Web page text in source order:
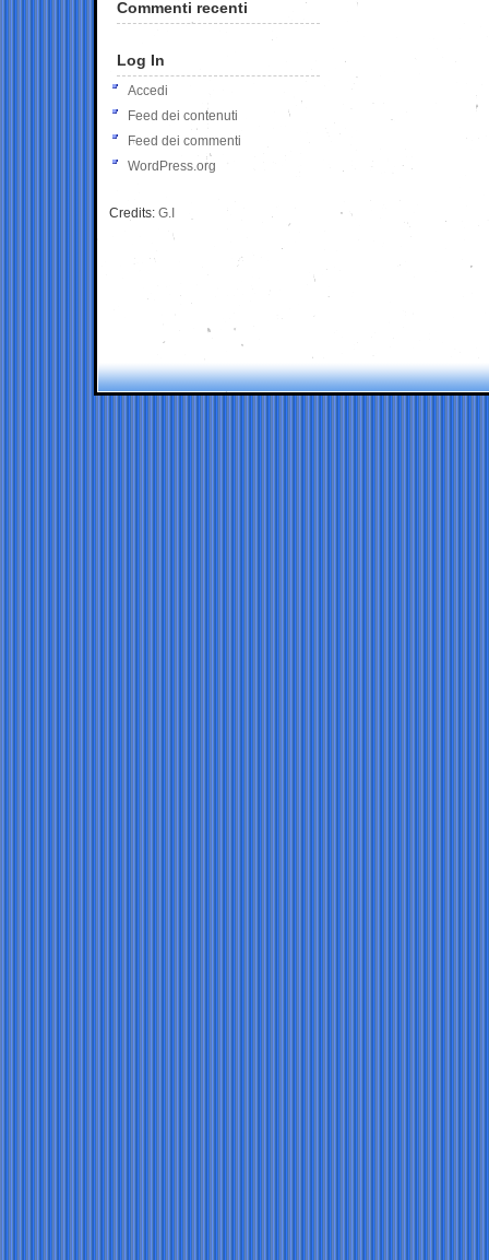
Commenti recenti
Log In
Accedi
Feed dei contenuti
Feed dei commenti
WordPress.org
Credits: G.I